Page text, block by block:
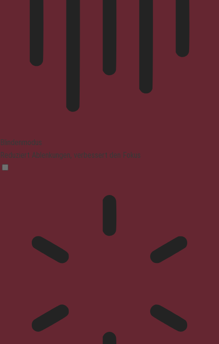
Blindenmodus
Reduziert Ablenkungen, verbessert den Fokus